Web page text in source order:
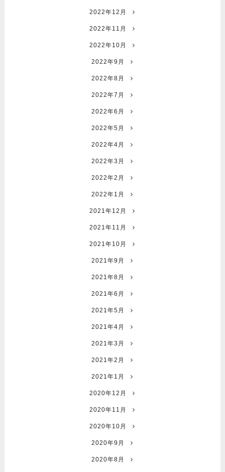
2022年12月
2022年11月
2022年10月
2022年9月
2022年8月
2022年7月
2022年6月
2022年5月
2022年4月
2022年3月
2022年2月
2022年1月
2021年12月
2021年11月
2021年10月
2021年9月
2021年8月
2021年6月
2021年5月
2021年4月
2021年3月
2021年2月
2021年1月
2020年12月
2020年11月
2020年10月
2020年9月
2020年8月